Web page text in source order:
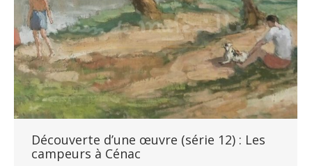
Découverte d’une œuvre (série 12) : Les
campeurs à Cénac